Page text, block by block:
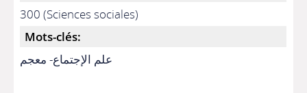
300 (Sciences sociales)
Mots-clés:
علم الإجتماع- معجم